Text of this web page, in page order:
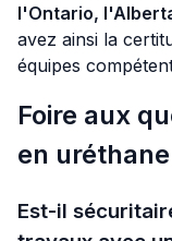
l'Ontario,
avez ainsi la
équipes
Foire aux
en uréthane
Est-il